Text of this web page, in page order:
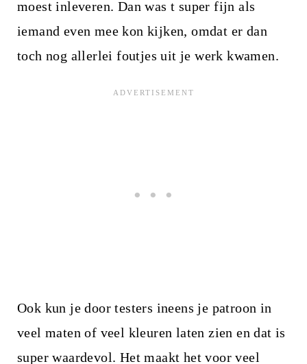
moest inleveren. Dan was t super fijn als
iemand even mee kon kijken, omdat er dan
toch nog allerlei foutjes uit je werk kwamen.
Ook kun je door testers ineens je patroon in
veel maten of veel kleuren laten zien en dat is
super waardevol. Het maakt het voor veel